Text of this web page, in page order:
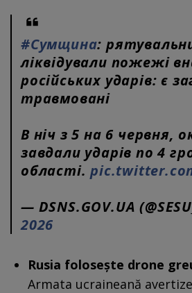
#Сумщина:
ліквідували пожежі
російських ударів: є
травмовані
В ніч з 5 на 6 червня,
завдали ударів по 4
області.
— DSNS.GOV.UA
2026
Rusia folosește drone
Armata ucraineană